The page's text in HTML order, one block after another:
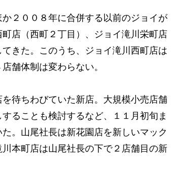
２００８年に合併する以前のジョイが
店（西町２丁目）、ジョイ滝川栄町店
きた。このうち、ジョイ滝川西町店は
舗体制は変わらない。
待ちわびていた新店。大規模小売店舗
ることも検討するなど、１１月初旬ま
。山尾社長は新花園店を新しいマック
本町店は山尾社長の下で２店舗目の新